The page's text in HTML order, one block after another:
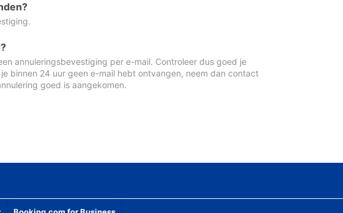
annuleringsbevestiging per e-mail. Controleer dus goed je
binnen 24 uur geen e-mail hebt ontvangen, neem dan contact
goed is aangekomen.